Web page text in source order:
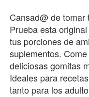
Cansad@ de
Prueba esta
tus porciones de
suplementos.
deliciosas gomitas
Ideales para
tanto para los